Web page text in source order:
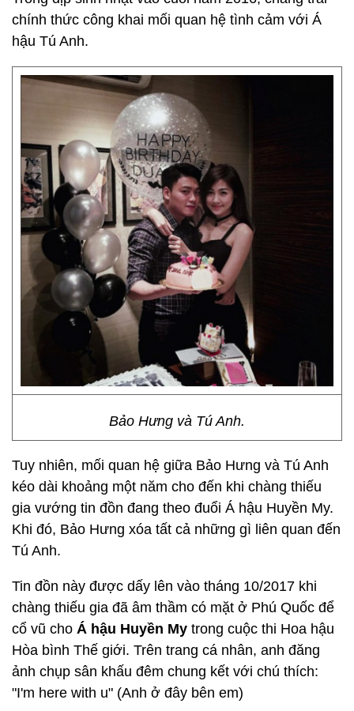
chính thức công khai mối quan hệ tình cảm với Á
hậu Tú Anh.
Bảo Hưng và Tú Anh.
Tuy nhiên, mối quan hệ giữa Bảo Hưng và Tú Anh
kéo dài khoảng một năm cho đến khi chàng thiếu
gia vướng tin đồn đang theo đuổi Á hậu Huyền My.
Khi đó, Bảo Hưng xóa tất cả những gì liên quan đến
Tú Anh.
Tin đồn này được dấy lên vào tháng 10/2017 khi
chàng thiếu gia đã âm thầm có mặt ở Phú Quốc để
cổ vũ cho Á hậu Huyền My trong cuộc thi Hoa hậu
Hòa bình Thế giới. Trên trang cá nhân, anh đăng
ảnh chụp sân khấu đêm chung kết với chú thích:
"I'm here with u" (Anh ở đây bên em)